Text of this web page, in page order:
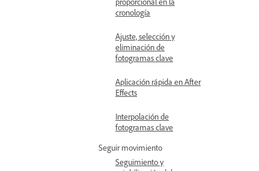
cronología
Ajuste, selección y
eliminación de
fotogramas clave
Aplicación rápida en After
Effects
Interpolación de
fotogramas clave
Seguir movimiento
Seguimiento y